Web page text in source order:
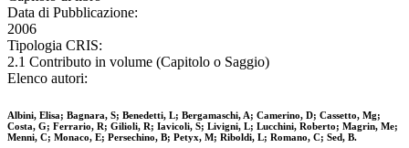
Data di Pubblicazione:
2006
Tipologia CRIS:
2.1 Contributo in volume (Capitolo o Saggio)
Elenco autori:
Albini, Elisa; Bagnara, S; Benedetti, L; Bergamaschi, A; Camerino, D; Cassetto, Mg;
Costa, G; Ferrario, R; Gilioli, R; Iavicoli, S; Livigni, L; Lucchini, Roberto; Magrin, Me;
Menni, C; Monaco, E; Persechino, B; Petyx, M; Riboldi, L; Romano, C; Sed, B.